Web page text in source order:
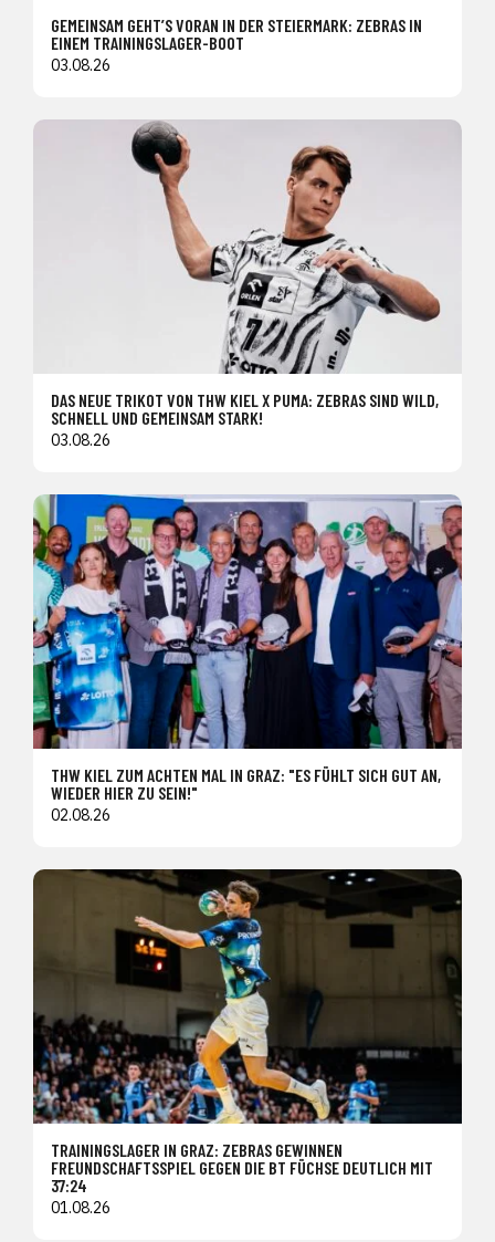
GEMEINSAM GEHT’S VORAN IN DER STEIERMARK: ZEBRAS IN
EINEM TRAININGSLAGER-BOOT
03.08.26
DAS NEUE TRIKOT VON THW KIEL X PUMA: ZEBRAS SIND WILD,
SCHNELL UND GEMEINSAM STARK!
03.08.26
THW KIEL ZUM ACHTEN MAL IN GRAZ: "ES FÜHLT SICH GUT AN,
WIEDER HIER ZU SEIN!"
02.08.26
TRAININGSLAGER IN GRAZ: ZEBRAS GEWINNEN
FREUNDSCHAFTSSPIEL GEGEN DIE BT FÜCHSE DEUTLICH MIT
37:24
01.08.26